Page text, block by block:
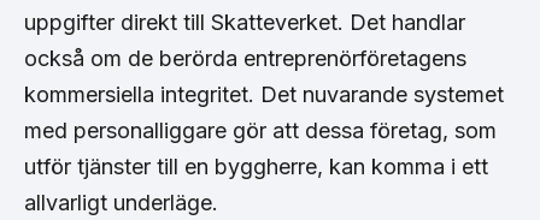
uppgifter direkt till Skatteverket. Det handlar
också om de berörda entreprenörföretagens
kommersiella integritet. Det nuvarande systemet
med personalliggare gör att dessa företag, som
utför tjänster till en byggherre, kan komma i ett
allvarligt underläge.